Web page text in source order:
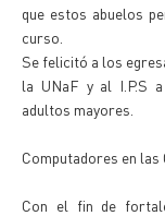
que estos abuelos
curso.
Se felicitó a los
la UNaF y al I.P.S
adultos mayores.
Computadores en las
Con el fin de